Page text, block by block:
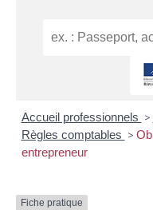
Accueil professionnels >
Règles comptables >
entrepreneur
Fiche pratique